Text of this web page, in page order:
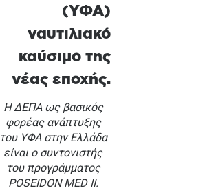
(ΥΦΑ)
ναυτιλιακό
καύσιμο της
νέας εποχής.
Η ΔΕΠΑ ως βασικός
φορέας ανάπτυξης
του ΥΦΑ στην Ελλάδα
είναι ο συντονιστής
του προγράμματος
POSEIDON MED ΙΙ.